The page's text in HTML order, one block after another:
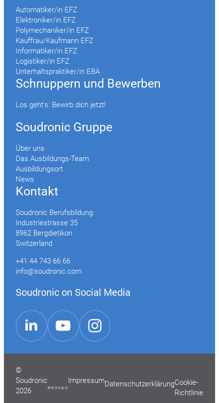
Automatiker/in EFZ
Elektroniker/in EFZ
Polymechaniker/in EFZ
Kauffrau/Kaufmann EFZ
Informatiker/in EFZ
Logistiker/in EFZ
Unterhaltspraktiker/in EBA
Schnuppern und Bewerben
Los geht’s: Bewirb dich jetzt!
Soudronic Gruppe
Über uns
Das Ausbildungs-Team
Ausbildungsort
News
Kontakt
Soudronic Berufsbildung
Industriestrasse 35
8962 Bergdietikon
Switzerland
+41 44 743 66 66
info@soudronic.com
Soudronic on Social Media
LinkedIn
YouTube Instagram
©
Soudronic
2026
ImpressumDatenschutzerklärungCookie-
Richtlinie